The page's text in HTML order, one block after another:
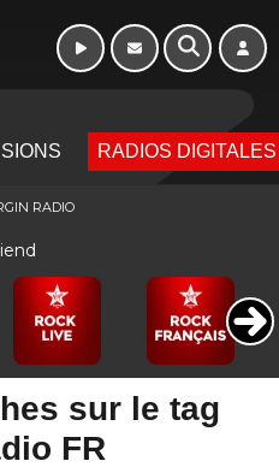
RADIOS DIGITALES
sur le tag
FR
RADIO
16h - 20h